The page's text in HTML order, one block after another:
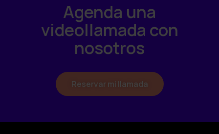
Agenda una
videollamada con
nosotros
Reservar mi llamada